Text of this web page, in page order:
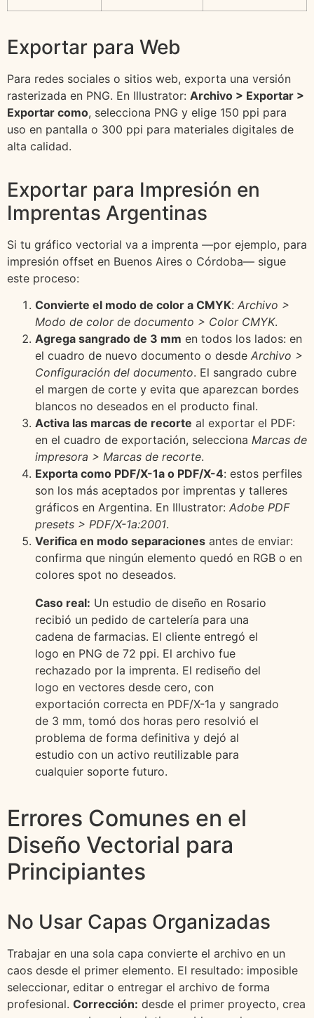
Exportar para Web
Para redes sociales o sitios web, exporta una versión
rasterizada en PNG. En Illustrator: Archivo > Exportar >
Exportar como, selecciona PNG y elige 150 ppi para
uso en pantalla o 300 ppi para materiales digitales de
alta calidad.
Exportar para Impresión en
Imprentas Argentinas
Si tu gráfico vectorial va a imprenta —por ejemplo, para
impresión offset en Buenos Aires o Córdoba— sigue
este proceso:
Convierte el modo de color a CMYK: Archivo >
Modo de color de documento > Color CMYK.
Agrega sangrado de 3 mm en todos los lados: en
el cuadro de nuevo documento o desde Archivo >
Configuración del documento. El sangrado cubre
el margen de corte y evita que aparezcan bordes
blancos no deseados en el producto final.
Activa las marcas de recorte al exportar el PDF:
en el cuadro de exportación, selecciona Marcas de
impresora > Marcas de recorte.
Exporta como PDF/X-1a o PDF/X-4: estos perfiles
son los más aceptados por imprentas y talleres
gráficos en Argentina. En Illustrator: Adobe PDF
presets > PDF/X-1a:2001.
Verifica en modo separaciones antes de enviar:
confirma que ningún elemento quedó en RGB o en
colores spot no deseados.
Caso real: Un estudio de diseño en Rosario
recibió un pedido de cartelería para una
cadena de farmacias. El cliente entregó el
logo en PNG de 72 ppi. El archivo fue
rechazado por la imprenta. El rediseño del
logo en vectores desde cero, con
exportación correcta en PDF/X-1a y sangrado
de 3 mm, tomó dos horas pero resolvió el
problema de forma definitiva y dejó al
estudio con un activo reutilizable para
cualquier soporte futuro.
Errores Comunes en el
Diseño Vectorial para
Principiantes
No Usar Capas Organizadas
Trabajar en una sola capa convierte el archivo en un
caos desde el primer elemento. El resultado: imposible
seleccionar, editar o entregar el archivo de forma
profesional. Corrección: desde el primer proyecto, crea